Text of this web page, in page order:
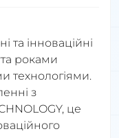
та інноваційні
роками
технологіями.
з
це